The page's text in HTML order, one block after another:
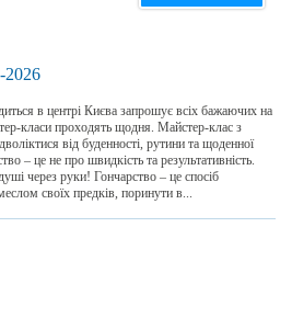
2026
в центрі Києва запрошує всіх бажаючих на
класи проходять щодня. Майстер-клас з
від буденності, рутини та щоденної
– це не про швидкість та результативність.
через руки! Гончарство – це спосіб
своїх предків, поринути в...